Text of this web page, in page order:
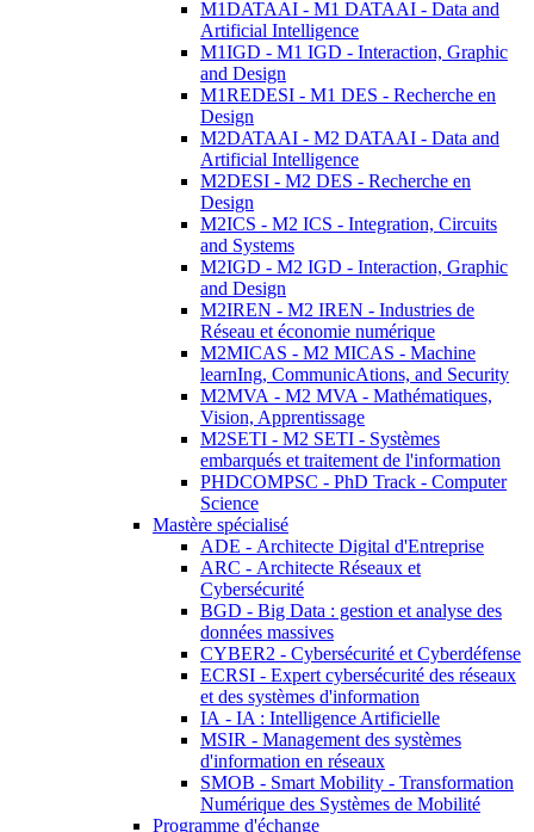
M1DATAAI - M1 DATAAI - Data and
Artificial Intelligence
M1IGD - M1 IGD - Interaction, Graphic
and Design
M1REDESI - M1 DES - Recherche en
Design
M2DATAAI - M2 DATAAI - Data and
Artificial Intelligence
M2DESI - M2 DES - Recherche en
Design
M2ICS - M2 ICS - Integration, Circuits
and Systems
M2IGD - M2 IGD - Interaction, Graphic
and Design
M2IREN - M2 IREN - Industries de
Réseau et économie numérique
M2MICAS - M2 MICAS - Machine
learnIng, CommunicAtions, and Security
M2MVA - M2 MVA - Mathématiques,
Vision, Apprentissage
M2SETI - M2 SETI - Systèmes
embarqués et traitement de l'information
PHDCOMPSC - PhD Track - Computer
Science
Mastère spécialisé
ADE - Architecte Digital d'Entreprise
ARC - Architecte Réseaux et
Cybersécurité
BGD - Big Data : gestion et analyse des
données massives
CYBER2 - Cybersécurité et Cyberdéfense
ECRSI - Expert cybersécurité des réseaux
et des systèmes d'information
IA - IA : Intelligence Artificielle
MSIR - Management des systèmes
d'information en réseaux
SMOB - Smart Mobility - Transformation
Numérique des Systèmes de Mobilité
Programme d'échange